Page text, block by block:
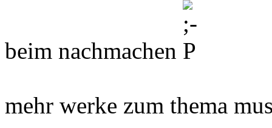
beim nachmachen
mehr werke zum thema